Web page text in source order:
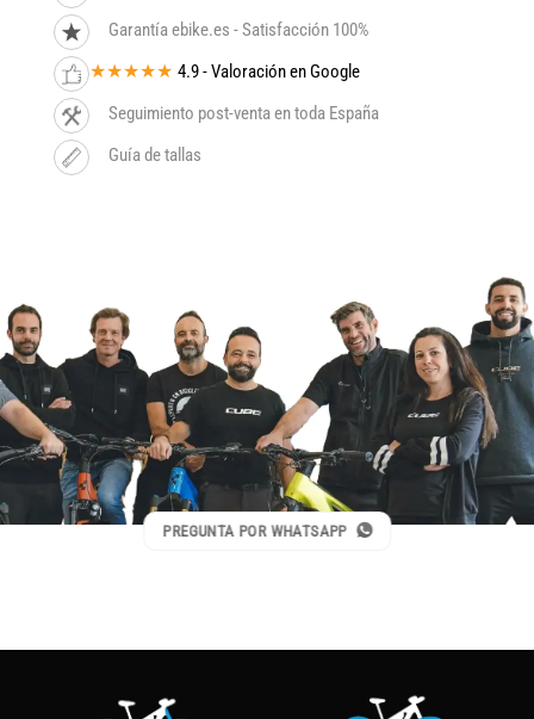
Garantía ebike.es - Satisfacción 100%
★★★★★ 4.9 - Valoración en Google
Seguimiento post-venta en toda España
Guía de tallas
PREGUNTA POR WHATSAPP